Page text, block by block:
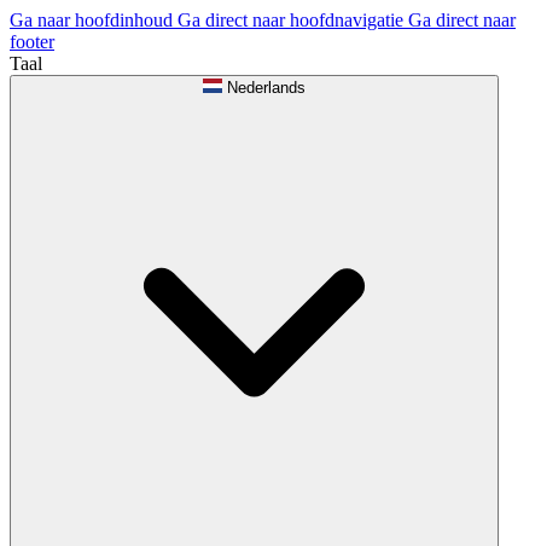
Ga naar hoofdinhoud Ga direct naar hoofdnavigatie Ga direct naar
footer
Taal
Nederlands